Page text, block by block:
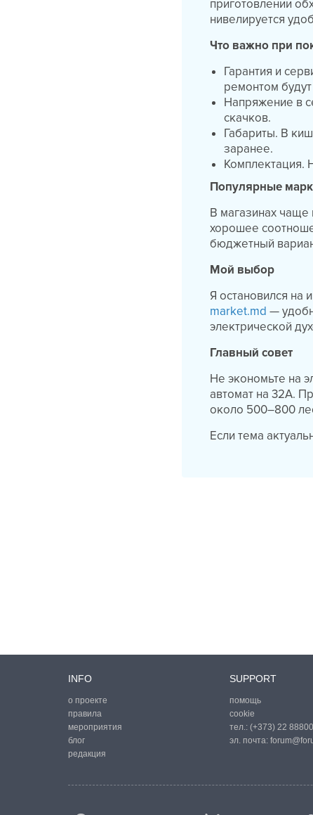
приготовлении
нивелируется
Что важно при
Гарантия и
ремонтом
Напряжение в
скачков.
Габариты. В
заранее.
Комплектация.
Популярные
В магазинах чаще
хорошее
бюджетный
Мой выбор
Я остановился на
market.md —
электрической
Главный совет
Не экономьте на
автомат на 32А.
около 500–800
Если тема
INFO
о проекте
правила
мероприятия
блог
редакция
SUPPORT
помощь
cookie
тел.: (+373) 22
эл. почта: